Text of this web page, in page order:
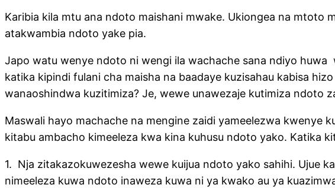
Karibia kila mtu ana ndoto maishani mwake. Ukiongea na
atakwambia ndoto yake pia.
Japo watu wenye ndoto ni wengi ila wachache sana ndiyo
katika kipindi fulani cha maisha na baadaye kuzisahau kabisa
wanaoshindwa kuzitimiza? Je, wewe unawezaje kutimiza ndoto
Maswali hayo machache na mengine zaidi yameelezwa kwenye
kitabu ambacho kimeeleza kwa kina kuhusu ndoto yako. Katika
1. Nja zitakazokuwezesha wewe kuijua ndoto yako sahihi. Ujue
nimeeleza kuwa ndoto inaweza kuwa ni ya kwako au ya